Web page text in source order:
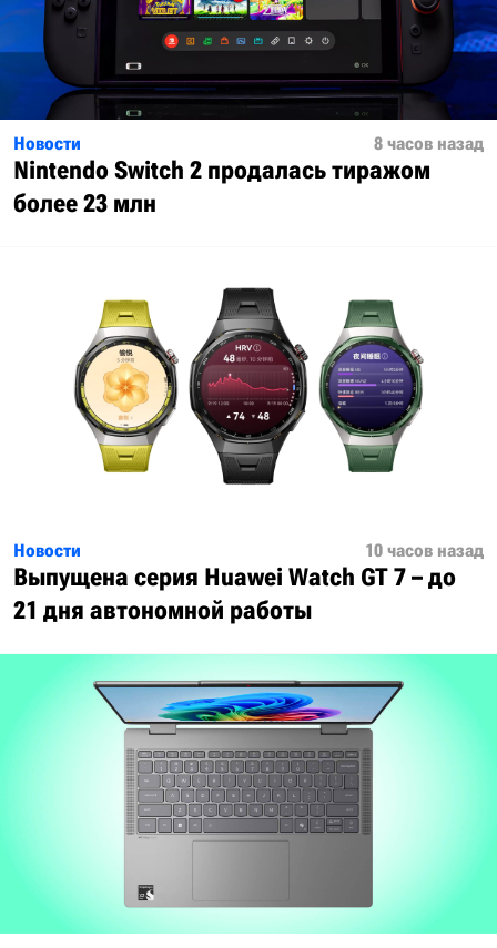
Новости 8 часов назад
Nintendo Switch 2 продалась тиражом
более 23 млн
Новости 10 часов назад
Выпущена серия Huawei Watch GT 7 – до
21 дня автономной работы